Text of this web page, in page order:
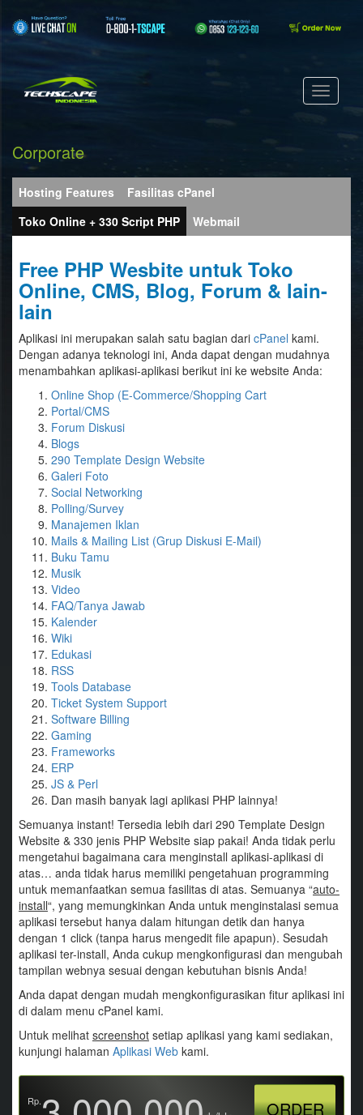
Corporate
Hosting Features
Fasilitas cPanel
Toko Online + 330 Script PHP
Webmail
Free PHP Wesbite untuk Toko
Online, CMS, Blog, Forum & lain-
lain
Aplikasi ini merupakan salah satu bagian dari cPanel kami.
Dengan adanya teknologi ini, Anda dapat dengan mudahnya
menambahkan aplikasi-aplikasi berikut ini ke website Anda:
Online Shop (E-Commerce/Shopping Cart
Portal/CMS
Forum Diskusi
Blogs
290 Template Design Website
Galeri Foto
Social Networking
Polling/Survey
Manajemen Iklan
Mails & Mailing List (Grup Diskusi E-Mail)
Buku Tamu
Musik
Video
FAQ/Tanya Jawab
Kalender
Wiki
Edukasi
RSS
Tools Database
Ticket System Support
Software Billing
Gaming
Frameworks
ERP
JS & Perl
Dan masih banyak lagi aplikasi PHP lainnya!
Semuanya instant! Tersedia lebih dari 290 Template Design
Website & 330 jenis PHP Website siap pakai! Anda tidak perlu
mengetahui bagaimana cara menginstall aplikasi-aplikasi di
atas… anda tidak harus memiliki pengetahuan programming
untuk memanfaatkan semua fasilitas di atas. Semuanya “auto-
install“, yang memungkinkan Anda untuk menginstalasi semua
aplikasi tersebut hanya dalam hitungan detik dan hanya
dengan 1 click (tanpa harus mengedit file apapun). Sesudah
aplikasi ter-install, Anda cukup mengkonfigurasi dan mengubah
tampilan webnya sesuai dengan kebutuhan bisnis Anda!
Anda dapat dengan mudah mengkonfigurasikan fitur aplikasi ini
di dalam menu cPanel kami.
Untuk melihat screenshot setiap aplikasi yang kami sediakan,
kunjungi halaman Aplikasi Web kami.
Rp. ORDER